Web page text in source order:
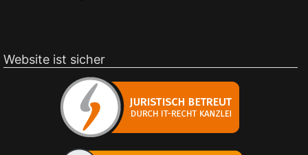
Website ist sicher